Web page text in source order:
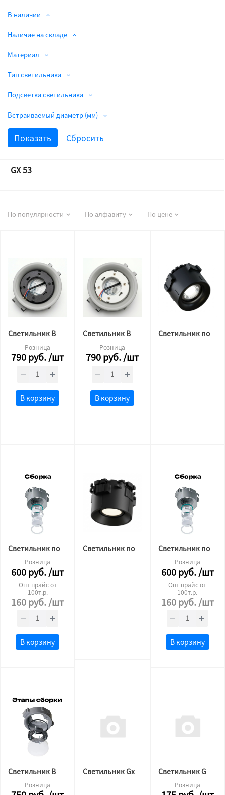
В наличии
Наличие на складе
Материал
Тип светильника
Подсветка светильника
Встраиваемый диаметр (мм)
GX 53
По популярности По алфавиту По цене
Розница
790руб./шт
В корзину
Розница
790руб./шт
В корзину
Светильник потолочный BH10 ЧЕРНЫЙ, под лампу gu10 ORB (CS)
Светильник потолочный BH10 БЕЛЫЙ, под лампу gu10 GAP (IP)
Розница
600руб./шт
Опт прайс от
100т.р.
160руб./шт
В корзину
Светильник потолочный BH10 ЧЕРНЫЙ, под лампу gu10 GAP (IP) Светильник потолочный BH10 БЕЛЫЙ, под лампу gu10 ORB (CS)
Розница
600руб./шт
Опт прайс от
100т.р.
160руб./шт
В корзину
Розница
Светильник GX53 белый матовый
Розница